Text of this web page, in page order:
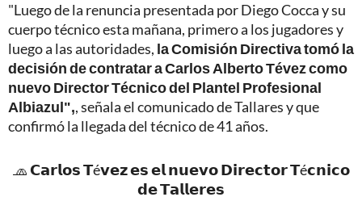
"Luego de la renuncia presentada por Diego Cocca y su
cuerpo técnico esta mañana, primero a los jugadores y
luego a las autoridades, la Comisión Directiva tomó la
decisión de contratar a Carlos Alberto Tévez como
nuevo Director Técnico del Plantel Profesional
Albiazul",, señala el comunicado de Tallares y que
confirmó la llegada del técnico de 41 años.
🧢 𝗖𝗮𝗿𝗹𝗼𝘀 𝗧é𝘃𝗲𝘇 𝗲𝘀 𝗲𝗹 𝗻𝘂𝗲𝘃𝗼 𝗗𝗶𝗿𝗲𝗰𝘁𝗼𝗿 𝗧é𝗰𝗻𝗶𝗰𝗼
𝗱𝗲 𝗧𝗮𝗹𝗹𝗲𝗿𝗲𝘀